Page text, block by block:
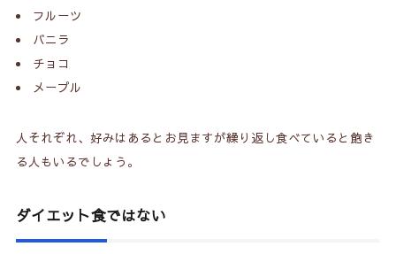
フルーツ
バニラ
チョコ
メープル
人それぞれ、好みはあるとお見ますが繰り返し食べていると飽き
る人もいるでしょう。
ダイエット食ではない